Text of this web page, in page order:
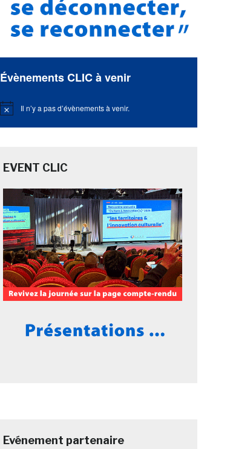
Évènements CLIC à venir
Notice Il n’y a pas d’évènements à venir.
EVENT CLIC
Evénement partenaire